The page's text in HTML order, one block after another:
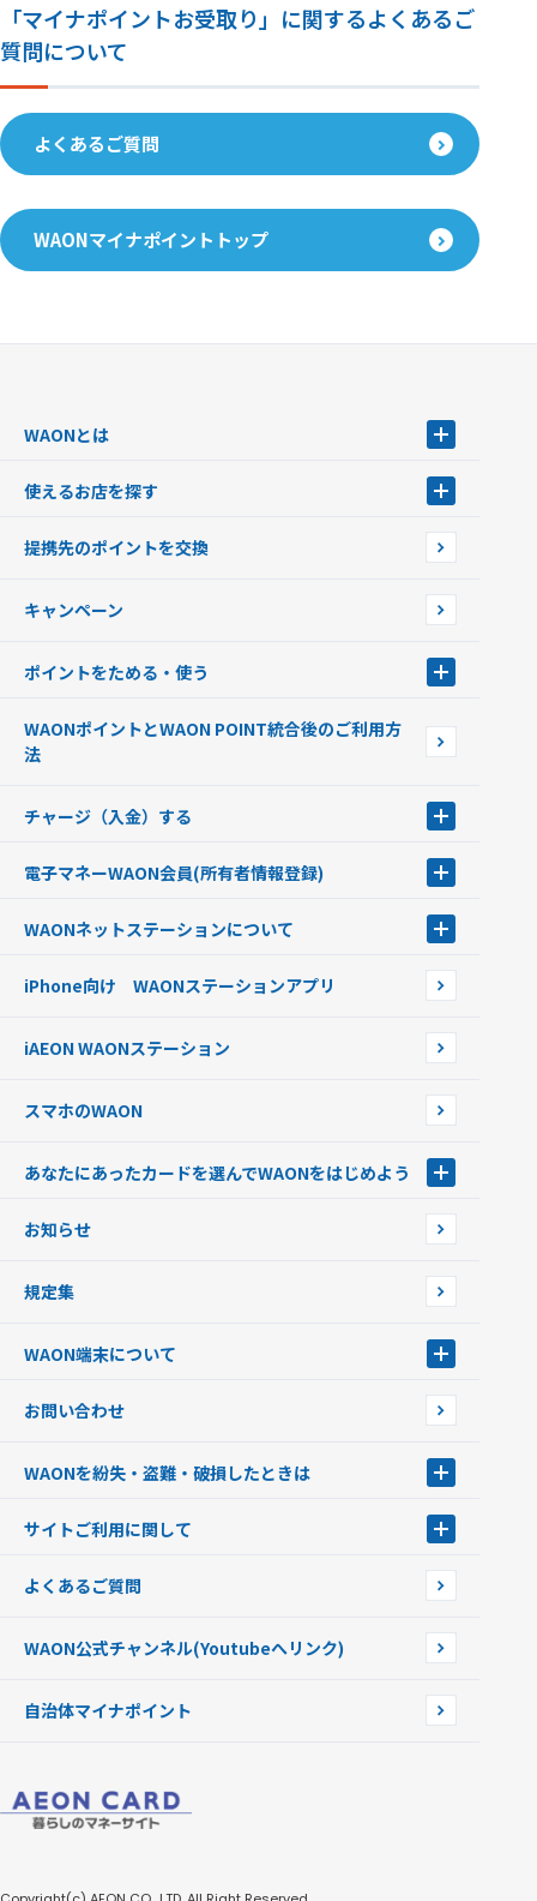
「マイナポイントお受取り」に関するよくあるご
質問について
よくあるご質問
WAONマイナポイントトップ
WAONとは
WAONを申込む
インターネット上でのお買い物について（ネット決済）
使えるお店を探す
店舗検索
イオン銀行ATM設置場所
提携先のポイントを交換
キャンペーン
ポイントをためる・使う
ポイントの有効期限について
WAONポイントとWAON POINT統合後のご利用方
法
チャージ（入金）する
現金でチャージする
銀行口座・ATMからチャージする
オートチャージ
ポイントからチャージする
チャージ上限金額の変更について
電子マネーWAON会員(所有者情報登録)
WAON POINTサービス会員登録に伴う個人データの共同利用のお知
WAONネットステーションについて
WAONネットステーションWAON端末について
iPhone向け WAONステーションアプリ
iAEON WAONステーション
スマホのWAON
あなたにあったカードを選んでWAONをはじめよう
フードバンク応援WAON
ご当地WAON
G.G WAON
WAONカード・WAONカードプラス
モバイルWAON
提携WAONカード
お知らせ
規定集
WAON端末について
WAONネットステーション
新型WAONステーション
WAONチャージャーmini
お問い合わせ
WAONを紛失・盗難・破損したときは
WAONカードの拾得について
サイトご利用に関して
企業情報
よくあるご質問
WAON公式チャンネル(Youtubeへリンク)
自治体マイナポイント